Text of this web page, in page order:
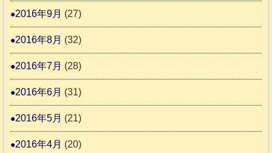
2016年9月 (27)
2016年8月 (32)
2016年7月 (28)
2016年6月 (31)
2016年5月 (21)
2016年4月 (20)